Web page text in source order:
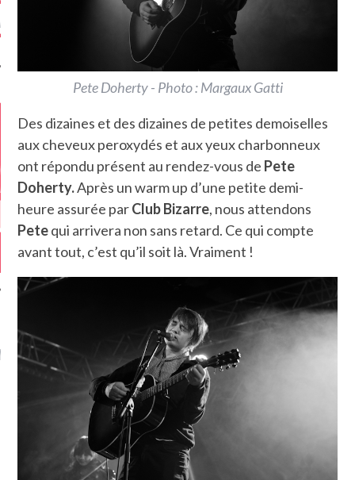
6.8
– HEL...
KARMA –
ANNIVERSAIRE
Pete Doherty - Photo : Margaux Gatti
Des dizaines et des dizaines de petites demoiselles
aux cheveux peroxydés et aux yeux charbonneux
ont répondu présent au rendez-vous de Pete
Doherty.Après un warm up d’une petite demi-
heure assurée parClub Bizarre, nous attendons
Petequi arrivera non sans retard. Ce qui compte
avant tout, c’est qu’il soit là. Vraiment !